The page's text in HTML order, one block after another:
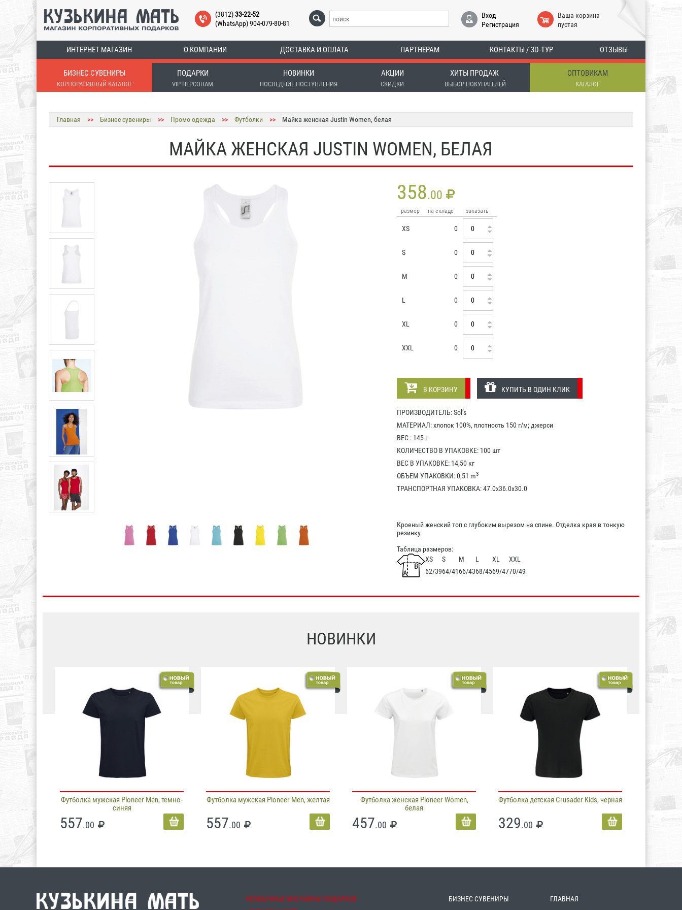
(3812)33-22-52
(WhatsApp) 904-079-80-81
Вход
Регистрация
Ваша корзина
пустая
ИНТЕРНЕТ МАГАЗИН О КОМПАНИИ ДОСТАВКА И ОПЛАТА ПАРТНЕРАМ КОНТАКТЫ / 3D-ТУР ОТЗЫВЫ
БИЗНЕС СУВЕНИРЫ
КОРПОРАТИВНЫЙ КАТАЛОГ
ПОДАРКИ
VIP ПЕРСОНАМ
НОВИНКИ
ПОСЛЕДНИЕ ПОСТУПЛЕНИЯ
АКЦИИ
СКИДКИ
ХИТЫ ПРОДАЖ
ВЫБОР ПОКУПАТЕЛЕЙ
ОПТОВИКАМ
КАТАЛОГ
Главная >> Бизнес сувениры >> Промо одежда >> Футболки >> Майка женская Justin Women, белая
МАЙКА ЖЕНСКАЯ JUSTIN WOMEN, БЕЛАЯ
358.00
размер на складе заказать
XS 0
S 0
M 0
L 0
XL 0
XXL 0
В КОРЗИНУ КУПИТЬ В ОДИН КЛИК
ПРОИЗВОДИТЕЛЬ: Sol’s
МАТЕРИАЛ: хлопок 100%, плотность 150 г/м; джерси
ВЕС : 145 г
КОЛИЧЕСТВО В УПАКОВКЕ: 100 шт
ВЕС В УПАКОВКЕ: 14,50 кг
ОБЪЕМ УПАКОВКИ: 0,51 m3
ТРАНСПОРТНАЯ УПАКОВКА: 47.0x36.0x30.0
Кроеный женский топ с глубоким вырезом на спине. Отделка края в тонкую
резинку.
Таблица размеров:
XS
S M L XL
XXL
62/3964/4166/4368/4569/4770/49
НОВИНКИ
Футболка мужская Pioneer Men, темно-
синяя
557.00
Футболка мужская Pioneer Men, желтая
557.00
Футболка женская Pioneer Women,
белая
457.00
Футболка детская Crusader Kids, черная
329.00
НЕОБЫЧНЫЕ МАГАЗИНЫ ПОДАРКОВ
БИЗНЕС СУВЕНИРЫ ГЛАВНАЯ